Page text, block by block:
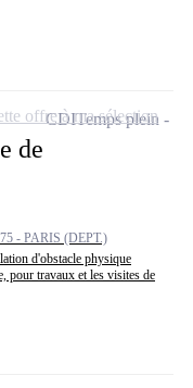
de
75 - PARIS (DEPT.)
d'obstacle physique
pour travaux et les visites de
CDITemps plein
offre à ma sélection